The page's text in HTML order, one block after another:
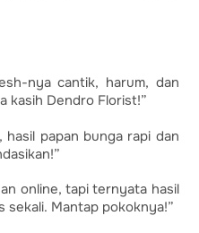
nya cantik, harum, dan
kasih Dendro Florist!”
hasil papan bunga rapi dan
online, tapi ternyata hasil
sekali. Mantap pokoknya!”